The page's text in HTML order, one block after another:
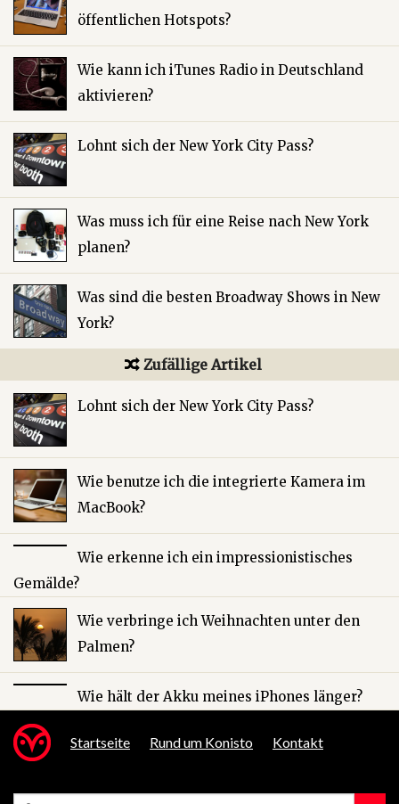
öffentlichen Hotspots?
Wie kann ich iTunes Radio in Deutschland
aktivieren?
Lohnt sich der New York City Pass?
Was muss ich für eine Reise nach New York
planen?
Was sind die besten Broadway Shows in New
York?
Zufällige Artikel
Lohnt sich der New York City Pass?
Wie benutze ich die integrierte Kamera im
MacBook?
Wie erkenne ich ein impressionistisches
Gemälde?
Wie verbringe ich Weihnachten unter den
Palmen?
Wie hält der Akku meines iPhones länger?
Startseite Rund um Konisto Kontakt